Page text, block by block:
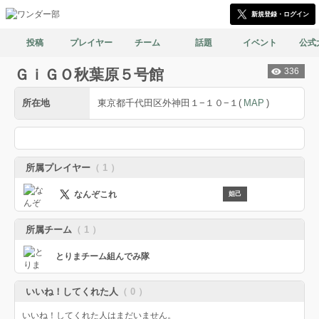
新規登録・ログイン
投稿 プレイヤー チーム 話題 イベント 公式
ＧｉＧＯ秋葉原５号館
所在地 東京都千代田区外神田１−１０−１ ( MAP )
所属プレイヤー （ 1 ）
なんぞこれ 妲己
所属チーム （ 1 ）
とりまチーム組んでみ隊
いいね！してくれた人 （ 0 ）
いいね！してくれた人はまだいません。
336